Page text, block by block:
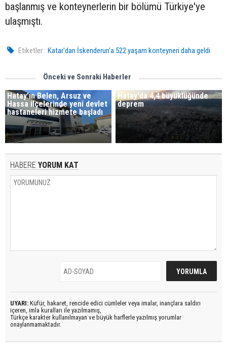
başlanmış ve konteynerlerin bir bölümü Türkiye'ye
ulaşmıştı.
Etiketler : Katar'dan İskenderun'a 522 yaşam konteyneri daha geldi
Önceki ve Sonraki Haberler
Hatay'ın Belen, Arsuz ve
Hassa ilçelerinde yeni devlet
hastaneleri hizmete başladı
Hatay'da 4,4 büyüklüğünde
deprem
HABERE YORUM KAT
UYARI: Küfür, hakaret, rencide edici cümleler veya imalar, inançlara saldırı
içeren, imla kuralları ile yazılmamış,
Türkçe karakter kullanılmayan ve büyük harflerle yazılmış yorumlar
onaylanmamaktadır.